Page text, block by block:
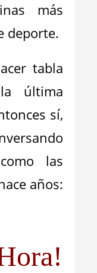
más
deporte.
tabla
última
sí,
las
años: